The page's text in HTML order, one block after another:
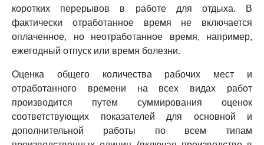
коротких перерывов в работе для отдыха. В
фактически отработанное время не включается
оплаченное, но неотработанное время, например,
ежегодный отпуск или время болезни.
Оценка общего количества рабочих мест и
отработанного времени на всех видах работ
производится путем суммирования оценок
соответствующих показателей для основной и
дополнительной работы по всем типам